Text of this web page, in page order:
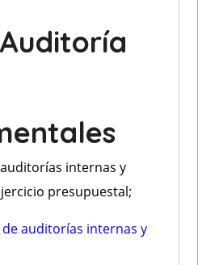
internas y
presupuestal;
auditorías internas y